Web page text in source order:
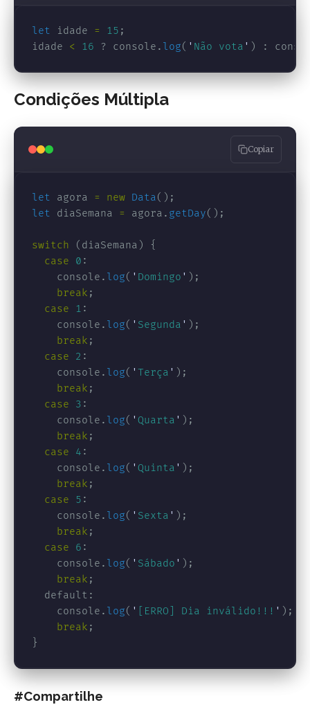
let idade = 15 ;
idade
< 16 ? console . log( ' Não vota ' ) :
Condições Múltipla
Copiar
let agora = new Data();
let
diaSemana = agora . getDay();
switch ( diaSemana )
{
case
0 :
console . log( ' Domingo ' );
break ;
case
1 :
console . log( ' Segunda ' );
break ;
case
2 :
console . log( ' Terça ' );
break ;
case
3 :
console . log( ' Quarta ' );
break ;
case
4 :
console . log( ' Quinta ' );
break ;
case
5 :
console . log( ' Sexta ' );
break ;
case
6 :
console . log( ' Sábado ' );
break ;
default :
console . log( ' [ERRO] Dia inválido!!! ' );
break ;
}
#Compartilhe